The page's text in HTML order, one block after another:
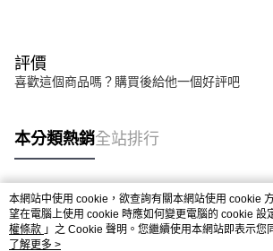
評價
喜歡這個商品嗎？購買後給他一個好評吧
本分類熱銷全站排行
熱門標籤
本網站中使用 cookie，欲查詢有關本網站使用 cookie
望在電腦上使用 cookie 時應如何變更電腦的 cookie 設
權條款 」之 Cookie 聲明。您繼續使用本網站即表示您
用條款之 Cookie 聲明使用 cookie。
了解更多 >